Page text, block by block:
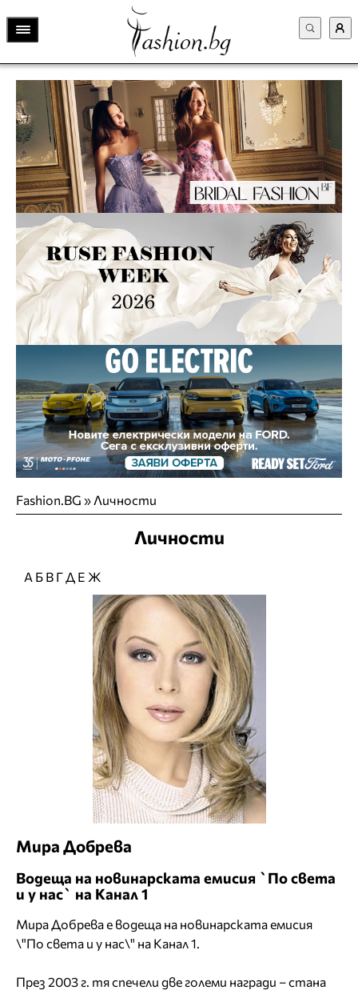
Fashion.BG » Личности
Личности
А Б В ГД Е Ж
Мира Добрева
Водеща на новинарската емисия `По света
и у нас` на Канал 1
Мира Добрева е водеща на новинарската емисия
\"По света и у нас\" на Канал 1.
През 2003 г. тя спечели две големи награди – стана